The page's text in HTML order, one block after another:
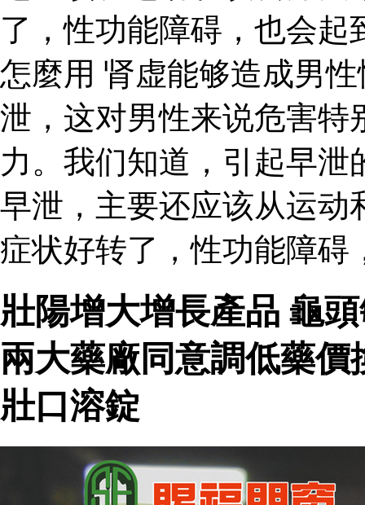
了，性功能障碍，也会
怎麼用 肾虚能够造成男
泄，这对男性来说危害特
力。我们知道，引起早
早泄，主要还应该从运动
症状好转了，性功能障碍
壯陽增大增長產品 龜
兩大藥廠同意調低藥
壯口溶錠